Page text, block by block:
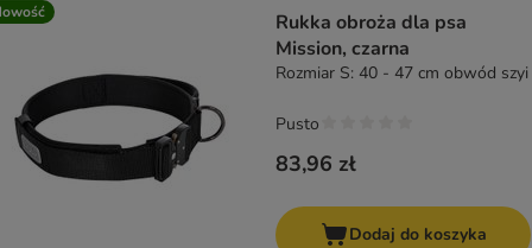
Rukka obroża dla psa
Mission, czarna
Rozmiar S: 40 - 47 cm obwód szyi
83,96 zł
Pusto
Dodaj do koszyka